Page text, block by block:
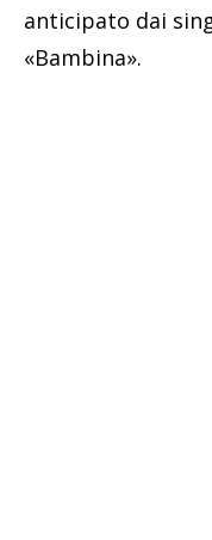
anticipato dai
«Bambina».